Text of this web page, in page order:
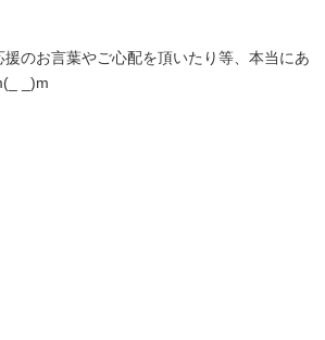
のお言葉やご心配を頂いたり等、本当にあ
_)m